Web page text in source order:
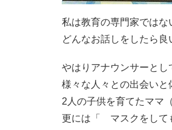
私は教育の専門家では
どんなお話しをしたら
やはりアナウンサーと
様々な人々との出会いと
2人の子供を育てたママ
更には「 マスクをして